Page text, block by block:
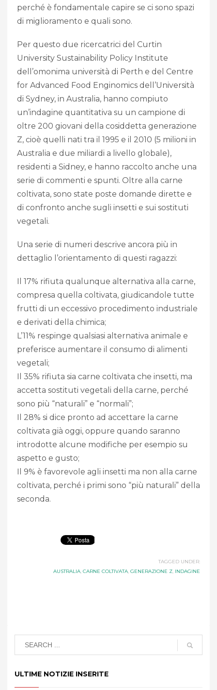
perché è fondamentale capire se ci sono spazi
di miglioramento e quali sono.
Per questo due ricercatrici del Curtin
University Sustainability Policy Institute
dell’omonima università di Perth e del Centre
for Advanced Food Enginomics dell’Università
di Sydney, in Australia, hanno compiuto
un’indagine quantitativa su un campione di
oltre 200 giovani della cosiddetta generazione
Z, cioè quelli nati tra il 1995 e il 2010 (5 milioni in
Australia e due miliardi a livello globale),
residenti a Sidney, e hanno raccolto anche una
serie di commenti e spunti. Oltre alla carne
coltivata, sono state poste domande dirette e
di confronto anche sugli insetti e sui sostituti
vegetali.
Una serie di numeri descrive ancora più in
dettaglio l’orientamento di questi ragazzi:
Il 17% rifiuta qualunque alternativa alla carne,
compresa quella coltivata, giudicandole tutte
frutti di un eccessivo procedimento industriale
e derivati della chimica;
L’11% respinge qualsiasi alternativa animale e
preferisce aumentare il consumo di alimenti
vegetali;
Il 35% rifiuta sia carne coltivata che insetti, ma
accetta sostituti vegetali della carne, perché
sono più “naturali” e “normali”;
Il 28% si dice pronto ad accettare la carne
coltivata già oggi, oppure quando saranno
introdotte alcune modifiche per esempio su
aspetto e gusto;
Il 9% è favorevole agli insetti ma non alla carne
coltivata, perché i primi sono “più naturali” della
seconda.
TAGGED UNDER:
AUSTRALIA, CARNE COLTIVATA, GENERAZIONE Z, INDAGINE
ULTIME NOTIZIE INSERITE